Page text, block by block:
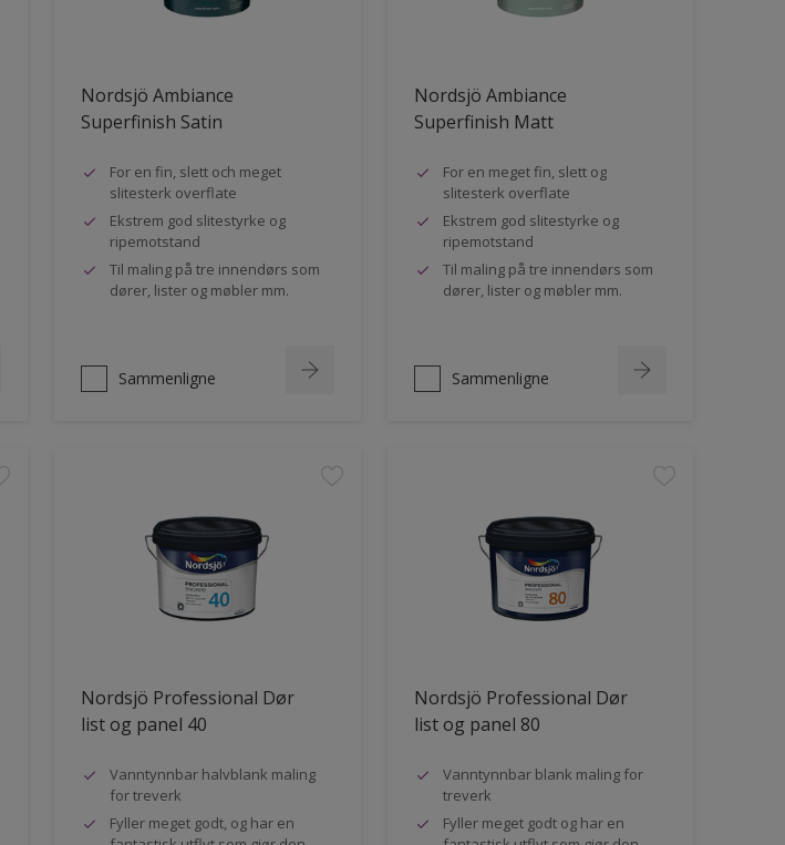
Nordsjö Ambiance
Superfinish Satin
For en fin, slett och meget
slitesterk overflate
Ekstrem god slitestyrke og
ripemotstand
Til maling på tre innendørs som
dører, lister og møbler mm.
Sammenligne
Nordsjö Ambiance
Superfinish Matt
For en meget fin, slett og
slitesterk overflate
Ekstrem god slitestyrke og
ripemotstand
Til maling på tre innendørs som
dører, lister og møbler mm.
Sammenligne
Nordsjö Professional Dør
list og panel 40
Vanntynnbar halvblank maling
for treverk
Fyller meget godt, og har en
Nordsjö Professional Dør
list og panel 80
Vanntynnbar blank maling for
treverk
Fyller meget godt og har en